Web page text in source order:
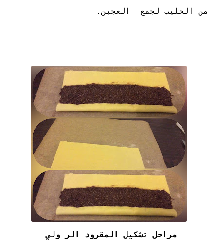
من الحليب لجمع العجين.
مراحل تشكيل المقرود الر ولي